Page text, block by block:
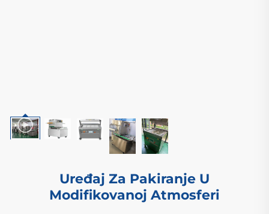
Uređaj Za Pakiranje U
Modifikovanoj Atmosferi